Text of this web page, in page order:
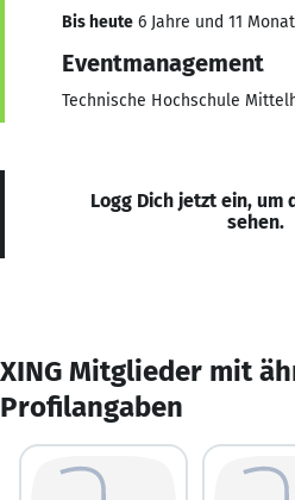
Bis heute 6 Jahre und 11
Eventmanagement
Technische Hochschule
Logg Dich jetzt ein, um
sehen.
XING Mitglieder mit
Profilangaben